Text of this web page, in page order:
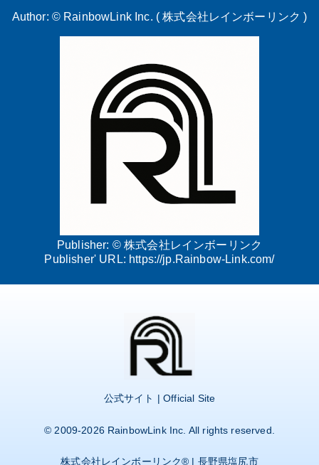
Author: © RainbowLink Inc. ( 株式会社レインボーリンク )
Publisher: ©株式会社レインボーリンク
Publisher' URL: https://jp.Rainbow-Link.com/
公式サイト | Official Site
© 2009-2026 RainbowLink Inc. All rights reserved.
株式会社レインボーリンク® | 長野県塩尻市